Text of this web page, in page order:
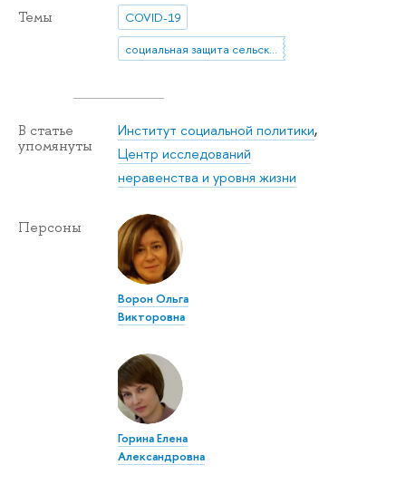
Темы
COVID-19
социальная защита сельского населения
В статье
упомянуты
Институт социальной политики,
Центр исследований
неравенства и уровня жизни
Персоны
Ворон Ольга
Викторовна
Горина Елена
Александровна